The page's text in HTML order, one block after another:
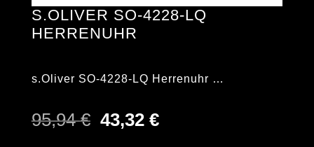
S.OLIVER SO-4228-LQ
HERRENUHR
s.Oliver SO-4228-LQ Herrenuhr …
95,94€ Ursprünglicher
Preis
43,32 €Aktueller